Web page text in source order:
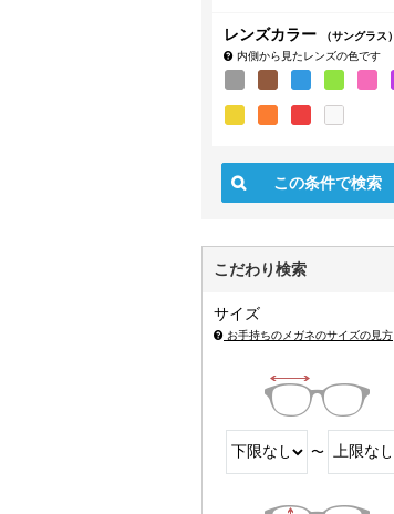
レンズカラー
（サングラス）
内側から見たレンズの色です
こだわり検索
サイズ
お手持ちのメガネのサイズの見方
〜